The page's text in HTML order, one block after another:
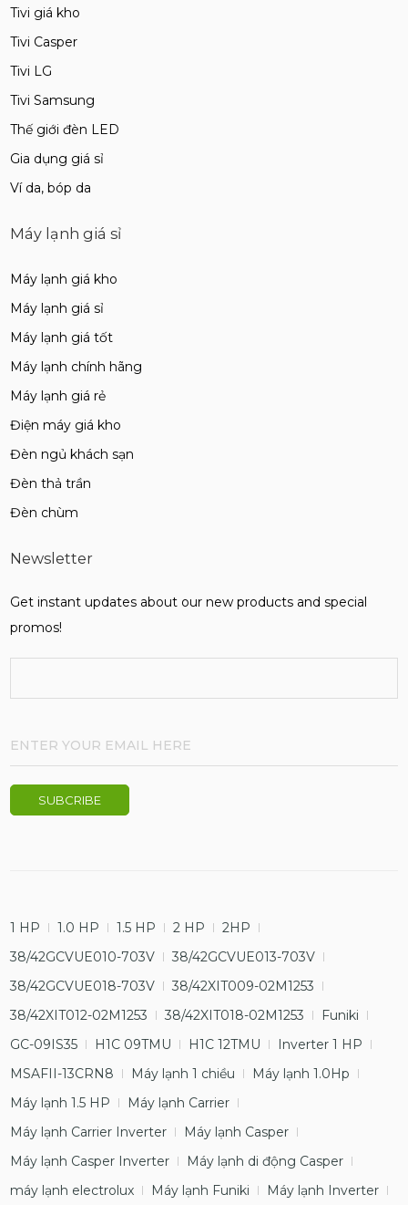
Tivi giá kho
Tivi Casper
Tivi LG
Tivi Samsung
Thế giới đèn LED
Gia dụng giá sỉ
Ví da, bóp da
Máy lạnh giá sỉ
Máy lạnh giá kho
Máy lạnh giá sỉ
Máy lạnh giá tốt
Máy lạnh chính hãng
Máy lạnh giá rẻ
Điện máy giá kho
Đèn ngủ khách sạn
Đèn thả trần
Đèn chùm
Newsletter
Get instant updates about our new products and special
promos!
1 HP 1.0 HP 1.5 HP 2 HP
2HP
38/42GCVUE010-703V
38/42GCVUE013-703V
38/42GCVUE018-703V
38/42XIT009-02M1253
38/42XIT012-02M1253
38/42XIT018-02M1253
Funiki
GC-09IS35
H1C 09TMU H1C 12TMU
Inverter 1 HP
MSAFII-13CRN8
Máy lạnh 1 chiều
Máy lạnh 1.0Hp
Máy lạnh 1.5 HP
Máy lạnh Carrier
Máy lạnh Carrier Inverter
Máy lạnh Casper
Máy lạnh Casper Inverter
Máy lạnh di động Casper
máy lạnh electrolux
Máy lạnh Funiki Máy lạnh Inverter